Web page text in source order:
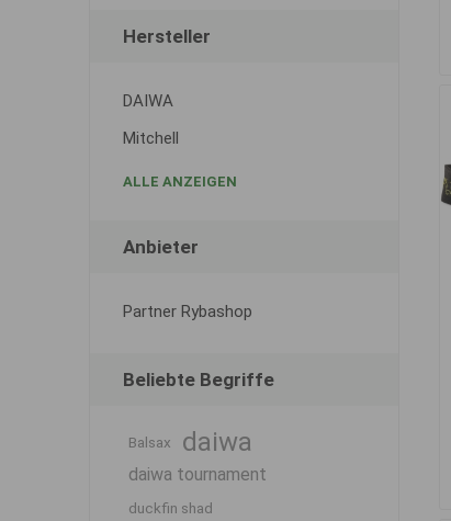
Hersteller
DAIWA
Mitchell
ALLE ANZEIGEN
Anbieter
Partner Rybashop
Beliebte Begriffe
Balsax daiwa
daiwa tournament
duckfin shad